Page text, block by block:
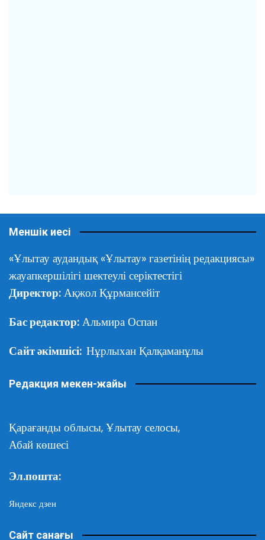
Меншік иесі
«Ұлытау аудандық «Ұлытау» газетінің редакциясы»
жауапкершілігі шектеулі серіктестігі
Директор: Ақжол Құрмансейіт
Бас редактор: Альмира Оспан
Сайт әкімшісі: Нұрлыхан Қалқаманұлы
Редакция мекен-жайы
Қарағанды облысы, Ұлытау селосы,
Абай көшесі
Эл.пошта:
Яндекс дзен
Сайт санағы